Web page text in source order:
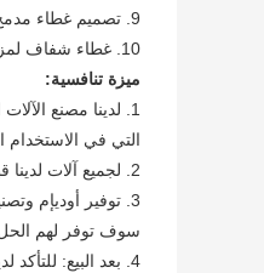
9. تصميم غطاء مدمج للحد من الضوضاء
10. غطاء شفاف لمزيد من المظهر الأنيق
ميزة تنافسية:
1. لدينا مصنع الآلات المنتجة مع أجزاء ذات نوعية جيدة، وبأسعار تنافسية.
التي في الاستخدام
2. لجميع آلات لدينا قبل التسليم قد مرت سكيمين محدودة التفتيش الصارم، على الأقل يكون اختبار 24-48 ساعات قبل التسليم.
3. توفير أوديإم
سوف توفر لهم الحل
4. بعد البيع: